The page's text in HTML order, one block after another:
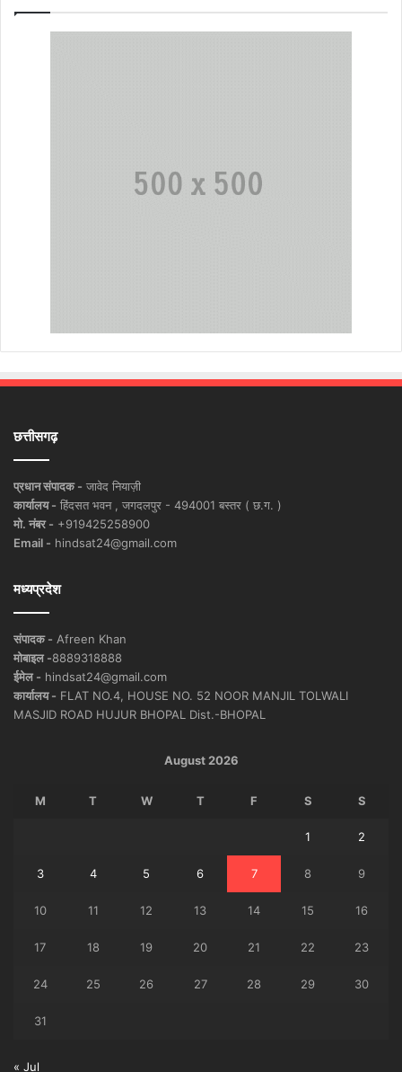
छत्तीसगढ़
प्रधान संपादक - जावेद नियाज़ी
कार्यालय - हिंदसत भवन , जगदलपुर - 494001 बस्तर ( छ.ग. )
मो. नंबर - +919425258900
Email - hindsat24@gmail.com
मध्यप्रदेश
संपादक - Afreen Khan
मोबाइल -8889318888
ईमेल - hindsat24@gmail.com
कार्यालय - FLAT NO.4, HOUSE NO. 52 NOOR MANJIL TOLWALI
MASJID ROAD HUJUR BHOPAL Dist.-BHOPAL
August 2026
M T W T F S S
1 2
3 4 5 6 7 8 9
10 11 12 13 14 15 16
17 18 19 20 21 22 23
24 25 26 27 28 29 30
31
« Jul